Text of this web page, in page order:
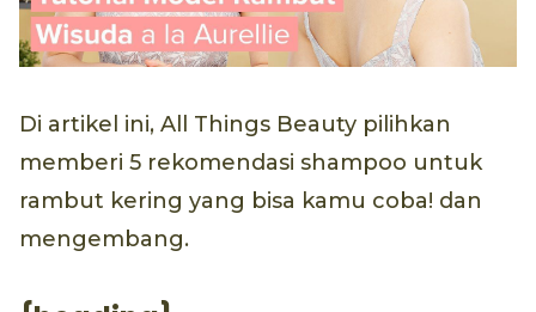
Di artikel ini, All Things Beauty pilihkan
memberi 5 rekomendasi shampoo untuk
rambut kering yang bisa kamu coba! dan
mengembang.